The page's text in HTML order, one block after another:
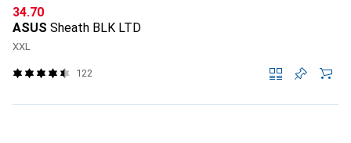
CHF
34.70
ASUS Sheath BLK LTD
XXL
122